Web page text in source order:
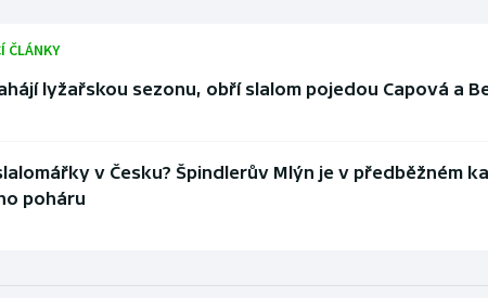
ČLÁNKY
lyžařskou sezonu, obří slalom pojedou Capová a
v Česku? Špindlerův Mlýn je v předběžném
poháru